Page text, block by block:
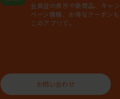
会員証の表示や新商品、キャン
ペーン情報、お得なクーポンも
このアプリで。
お問い合わせ